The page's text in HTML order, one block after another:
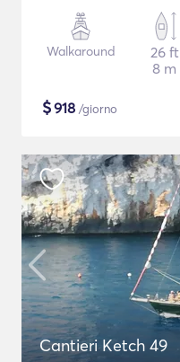
Walkaround
26 ft
8 m
$918 /giorno
Cantieri Ketch 49